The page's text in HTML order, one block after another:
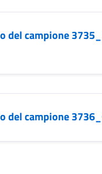
campione
campione